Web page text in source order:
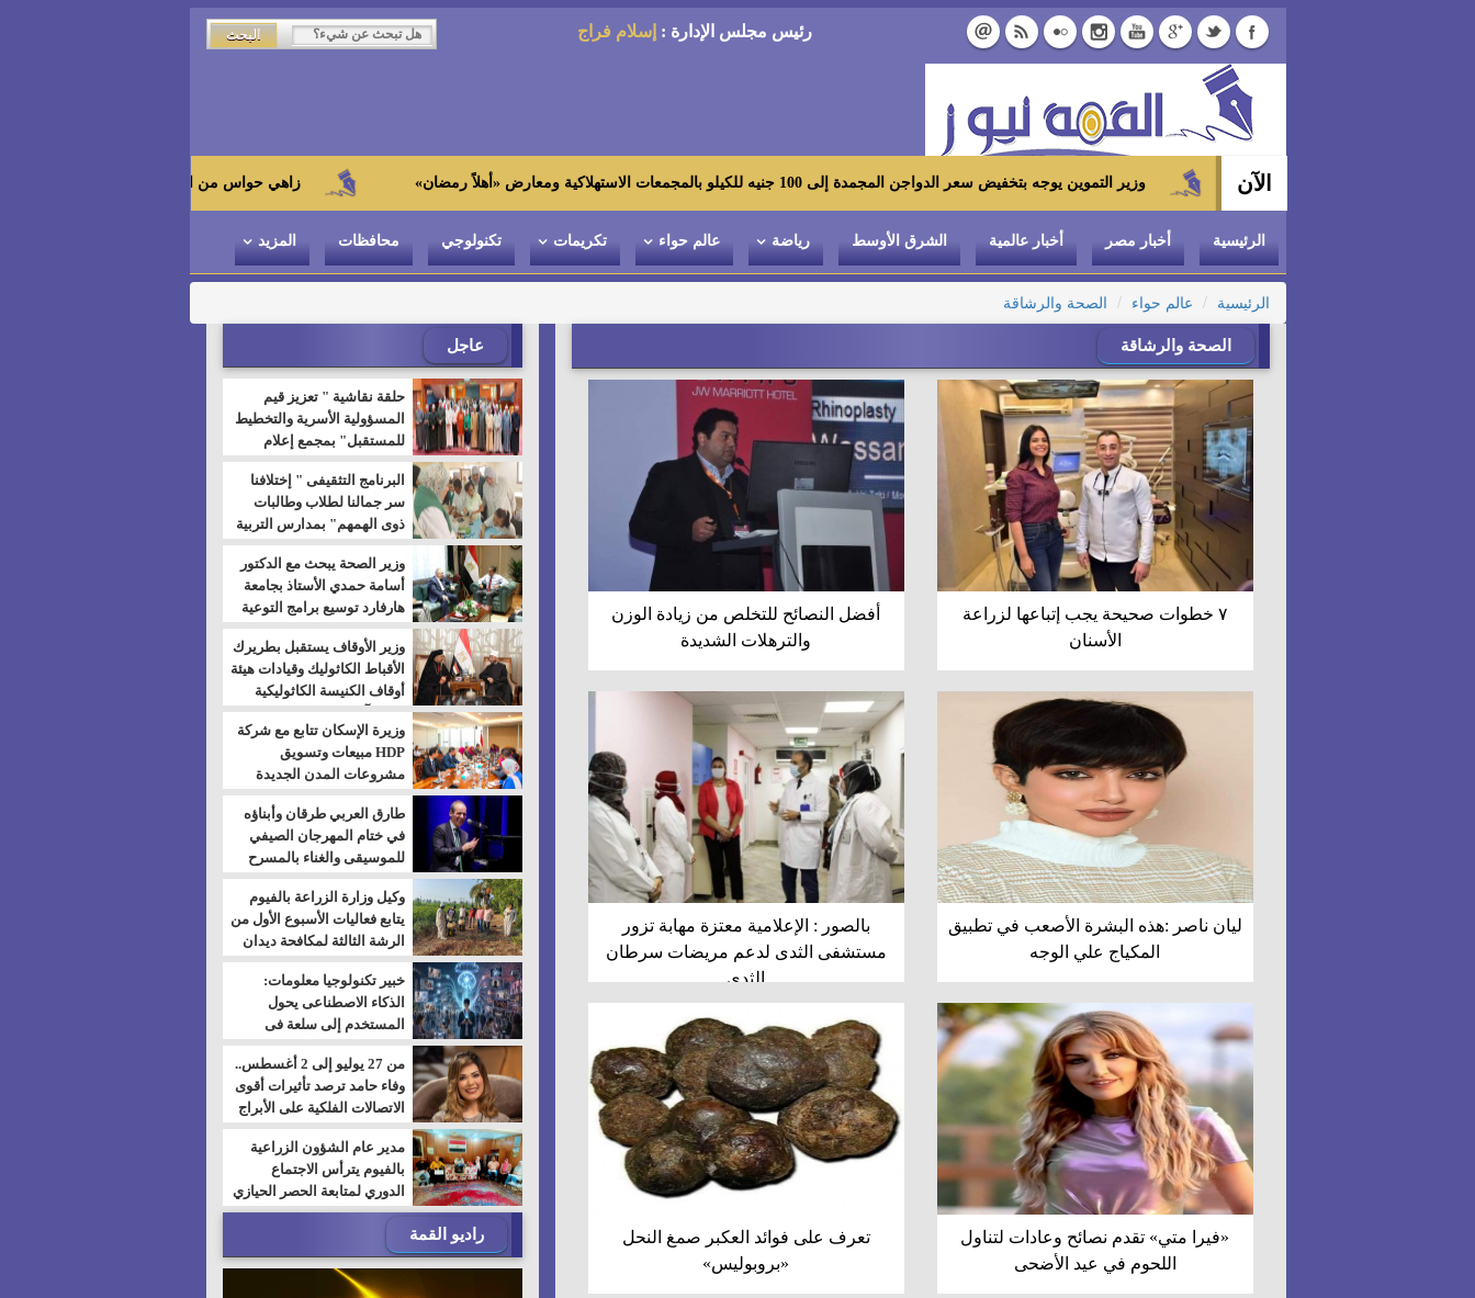
رئيس مجلس الإدارة : إسلام فراج
الآن زاهي حواس من الجامعة اليابانية : "توت عنخ آمون" هو بطل وزير التموين يوجه بتخفيض سعر الدواجن المجمدة إلى 100 جنيه للكيلو بالمجمعات الاستهلاكية ومعارض «أهلاً رمضان»
الرئيسية أخبار مصر أخبار عالمية الشرق الأوسط رياضة عالم حواء تكريمات تكنولوجي محافظات المزيد
الرئيسية عالم حواء الصحة والرشاقة
الصحة والرشاقة
٧ خطوات صحيحة يجب إتباعها لزراعة
الأسنان
أفضل النصائح للتخلص من زيادة الوزن
والترهلات الشديدة
ليان ناصر :هذه البشرة الأصعب في تطبيق
المكياج علي الوجه
بالصور : الإعلامية معتزة مهابة تزور
مستشفى الثدى لدعم مريضات سرطان
الثدي
«فيرا متي» تقدم نصائح وعادات لتناول
اللحوم في عيد الأضحى
تعرف على فوائد العكبر صمغ النحل
«بروبوليس»
عاجل
حلقة نقاشية " تعزيز قيم
المسؤولية الأسرية والتخطيط
للمستقبل" بمجمع إعلام
السويس
البرنامج التثقيفى " إختلافنا
سر جمالنا لطلاب وطالبات
ذوى الهمهم" بمدارس التربية
الخاصة بالسويس
وزير الصحة يبحث مع الدكتور
أسامة حمدي الأستاذ بجامعة
هارفارد توسيع برامج التوعية
بمرض السكري
وزير الأوقاف يستقبل بطريرك
الأقباط الكاثوليك وقيادات هيئة
أوقاف الكنيسة الكاثوليكية
لبحث آفاق التعاون المشترك
وزيرة الإسكان تتابع مع شركة
HDP مبيعات وتسويق
مشروعات المدن الجديدة
طارق العربي طرقان وأبناؤه
في ختام المهرجان الصيفي
للموسيقى والغناء بالمسرح
المكشوف
وكيل وزارة الزراعة بالفيوم
يتابع فعاليات الأسبوع الأول من
الرشة الثالثة لمكافحة ديدان
اللوز للقطن
خبير تكنولوجيا معلومات:
الذكاء الاصطناعى يحول
المستخدم إلى سلعة فى
اقتصاد الانتباه
من 27 يوليو إلى 2 أغسطس..
وفاء حامد ترصد تأثيرات أقوى
الاتصالات الفلكية على الأبراج
مدير عام الشؤون الزراعية
بالفيوم يترأس الاجتماع
الدوري لمتابعة الحصر الحيازي
الجديدة
راديو القمة